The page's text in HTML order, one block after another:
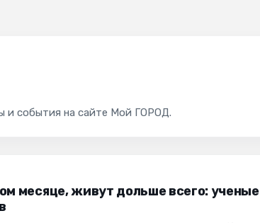
и события на сайте Мой ГОРОД.
месяце, живут дольше всего: ученые